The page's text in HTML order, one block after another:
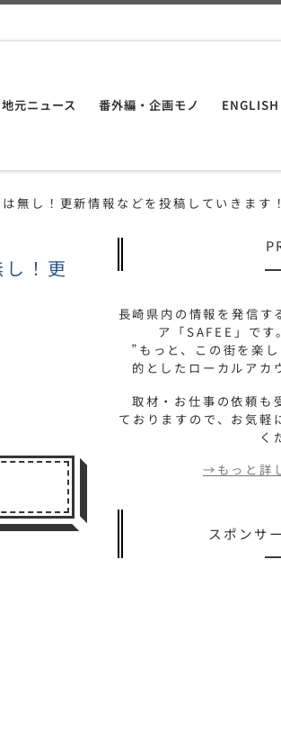
地元ニュース 番外編・企画モノ ENGLISH
無し！更新情報などを投稿していきます！
！更
長崎県内の情報を発信す
ア「SAFEE」です。
”もっと、この街を楽
的としたローカルアカ
取材・お仕事の依頼も
ておりますので、お気軽
く
→もっと詳
スポンサ